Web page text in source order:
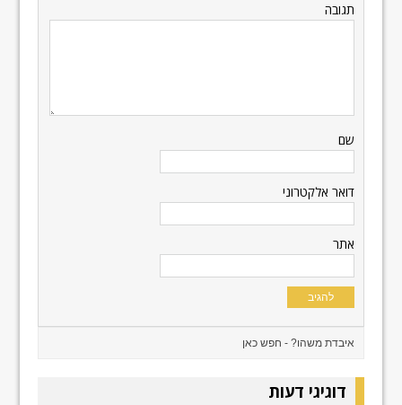
תגובה
שם
דואר אלקטרוני
אתר
דוגיגי דעות